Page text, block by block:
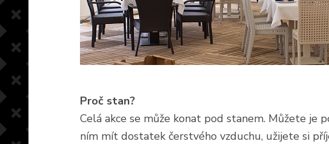
Proč stan?
Celá akce se může konat pod stanem. Můžete je
ním mít dostatek čerstvého vzduchu, užijete si